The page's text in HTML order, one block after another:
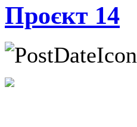
Проєкт 14